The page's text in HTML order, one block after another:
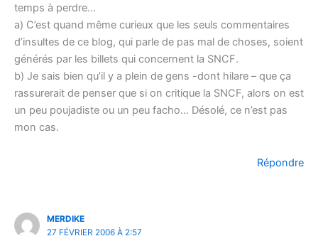
temps à perdre…
a) C’est quand même curieux que les seuls commentaires
d’insultes de ce blog, qui parle de pas mal de choses, soient
générés par les billets qui concernent la SNCF.
b) Je sais bien qu’il y a plein de gens -dont hilare – que ça
rassurerait de penser que si on critique la SNCF, alors on est
un peu poujadiste ou un peu facho… Désolé, ce n’est pas
mon cas.
Répondre
MERDIKE
27 FÉVRIER 2006 À 2:57